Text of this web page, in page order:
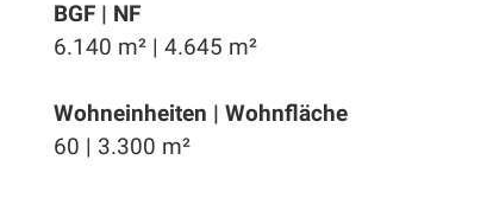
BGF | NF
6.140 m² | 4.645 m²
Wohneinheiten | Wohnfläche
60 | 3.300 m²